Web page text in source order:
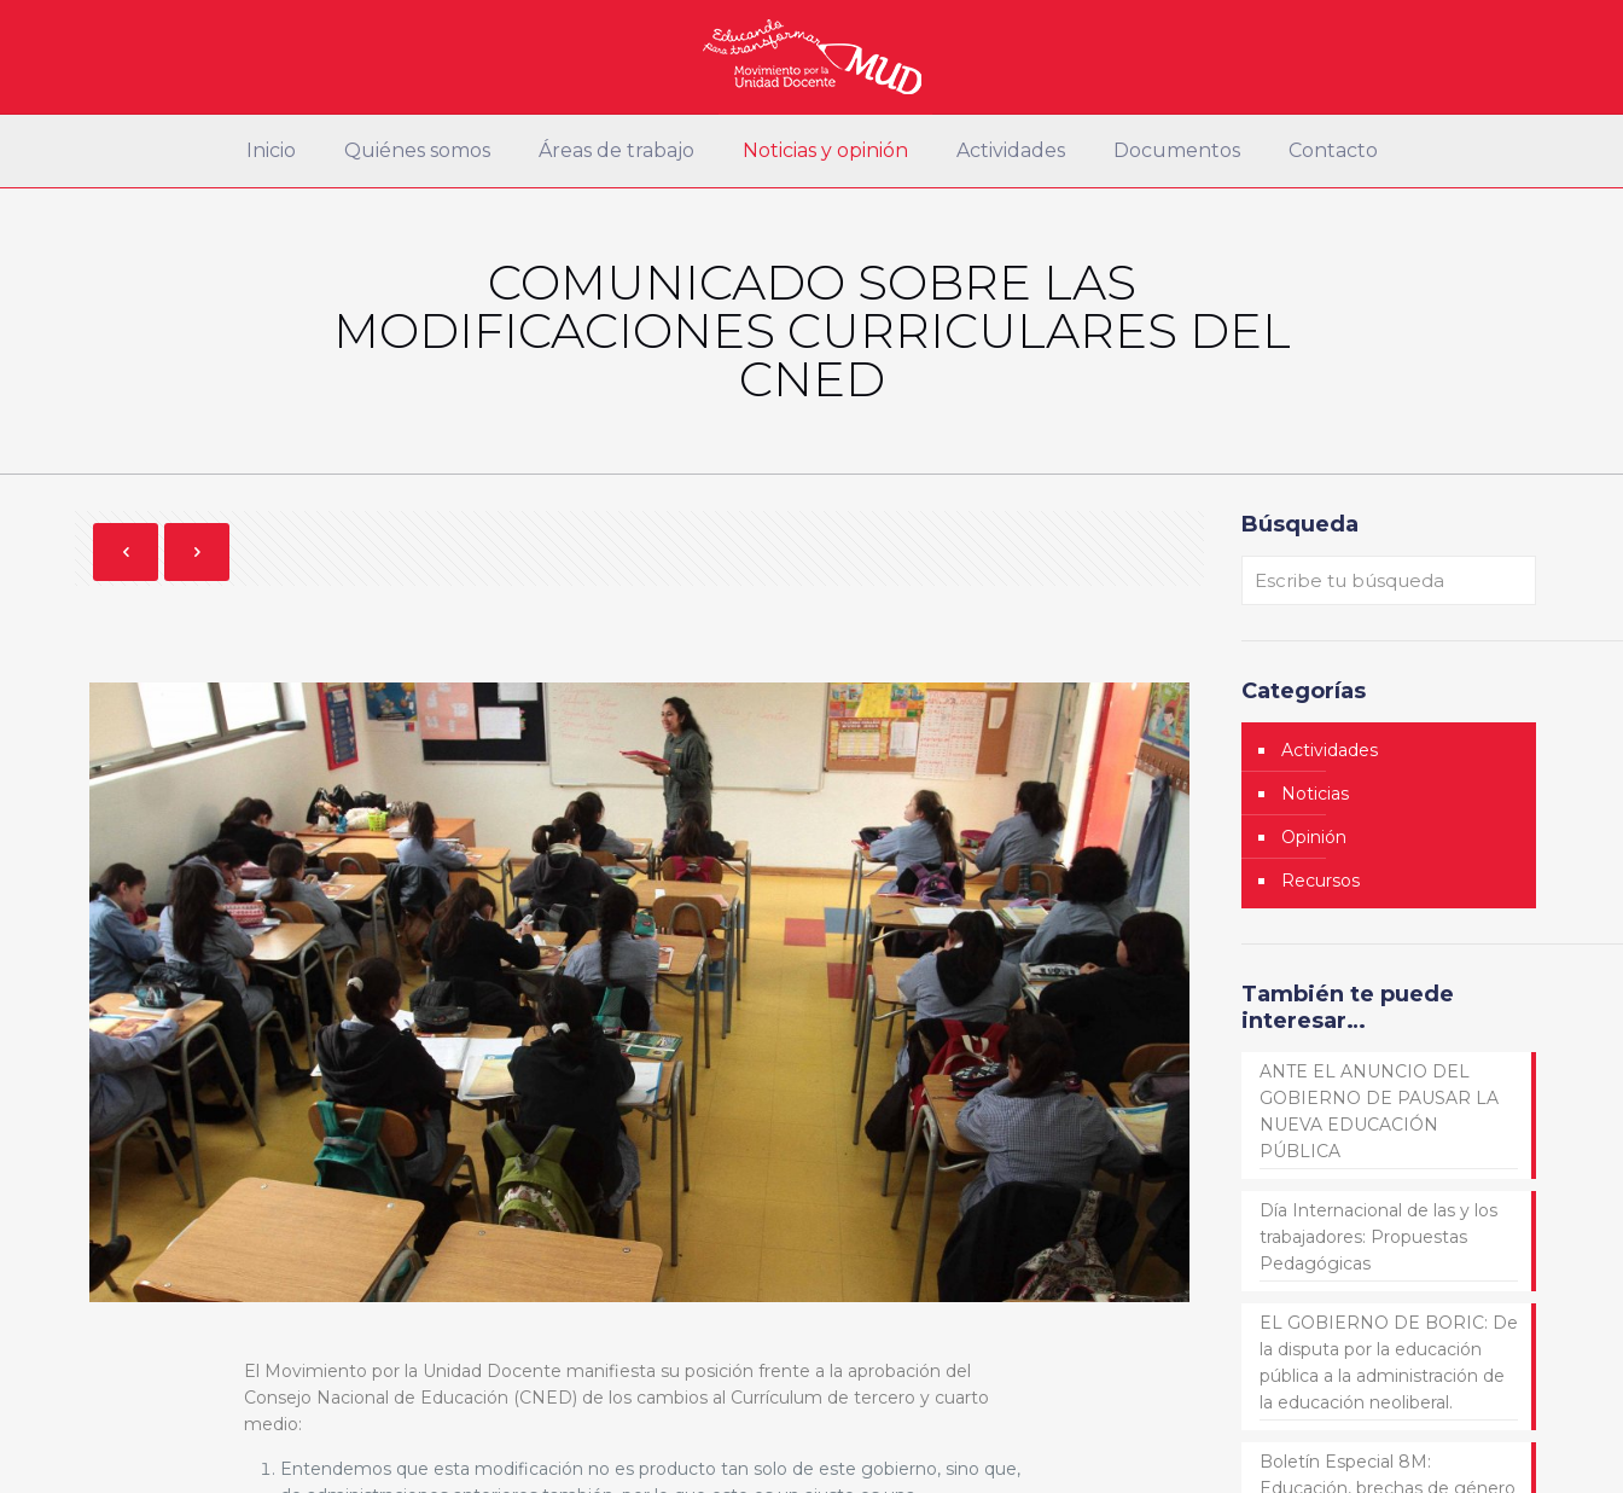
Inicio Quiénes somos Áreas de trabajo Noticias y opinión Actividades Documentos Contacto
COMUNICADO SOBRE LAS
MODIFICACIONES CURRICULARES DEL
CNED
El Movimiento por la Unidad Docente manifiesta su posición frente a la aprobación del
Consejo Nacional de Educación (CNED) de los cambios al Currículum de tercero y cuarto
medio:
Entendemos que esta modificación no es producto tan solo de este gobierno, sino que,
Búsqueda
Categorías
Actividades
Noticias
Opinión
Recursos
También te puede
interesar…
ANTE EL ANUNCIO DEL
GOBIERNO DE PAUSAR LA
NUEVA EDUCACIÓN
PÚBLICA
Día Internacional de las y los
trabajadores: Propuestas
Pedagógicas
EL GOBIERNO DE BORIC: De
la disputa por la educación
pública a la administración de
la educación neoliberal.
Boletín Especial 8M:
Educación, brechas de género